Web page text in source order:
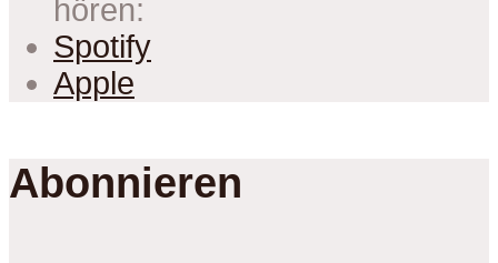
hören:
Spotify
Apple
Abonnieren